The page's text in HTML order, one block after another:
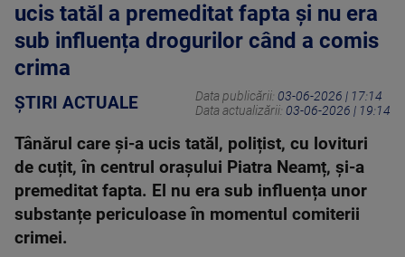
ucis tatăl a premeditat fapta și nu era
sub influența drogurilor când a comis
crima
ȘTIRI ACTUALE Data publicării: 03-06-2026 | 17:14
Data actualizării: 03-06-2026 | 19:14
Tânărul care și-a ucis tatăl, polițist, cu lovituri
de cuțit, în centrul orașului Piatra Neamț, și-a
premeditat fapta. El nu era sub influența unor
substanțe periculoase în momentul comiterii
crimei.